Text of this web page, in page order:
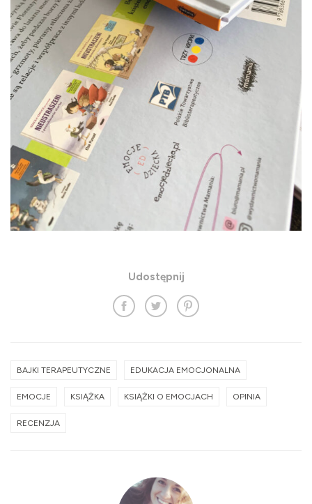
Udostępnij
BAJKI TERAPEUTYCZNE EDUKACJA EMOCJONALNA
EMOCJE KSIĄŻKA KSIĄŻKI O EMOCJACH OPINIA
RECENZJA